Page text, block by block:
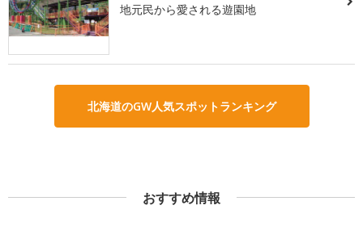
地元民から愛される遊園地
北海道のGW人気スポットランキング
おすすめ情報